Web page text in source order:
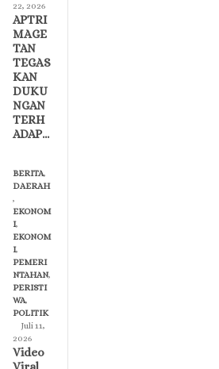
22, 2026
APTRI
MAGE
TAN
TEGAS
KAN
DUKU
NGAN
TERH
ADAP…
BERITA,
DAERAH
,
EKONOM
I,
EKONOM
I,
PEMERI
NTAHAN,
PERISTI
WA,
POLITIK
Juli 11,
2026
Video